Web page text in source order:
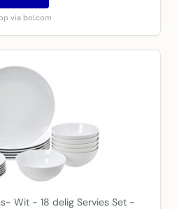
via bol.com
Wit - 18 delig Servies Set -